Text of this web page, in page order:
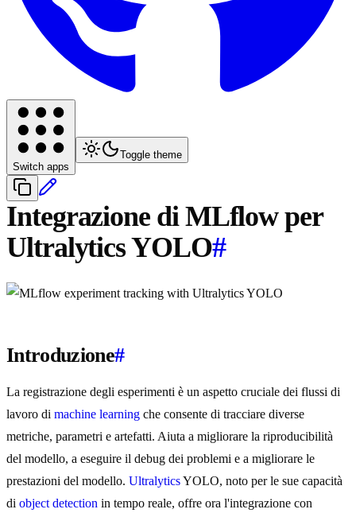
Switch apps
Toggle theme
Integrazione di MLflow per
Ultralytics YOLO#
Introduzione#
La registrazione degli esperimenti è un aspetto cruciale dei flussi di
lavoro di machine learning che consente di tracciare diverse
metriche, parametri e artefatti. Aiuta a migliorare la riproducibilità
del modello, a eseguire il debug dei problemi e a migliorare le
prestazioni del modello. UltralyticsYOLO, noto per le sue capacità
di object detection in tempo reale, offre ora l'integrazione con